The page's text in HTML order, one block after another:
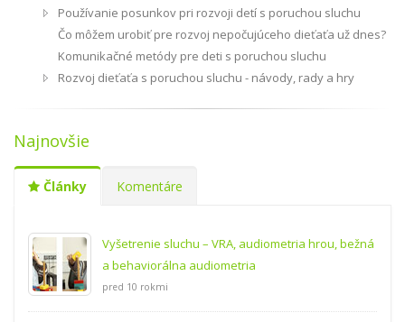
Používanie posunkov pri rozvoji detí s poruchou sluchu
Čo môžem urobiť pre rozvoj nepočujúceho dieťaťa už dnes?
Komunikačné metódy pre deti s poruchou sluchu
Rozvoj dieťaťa s poruchou sluchu - návody, rady a hry
Najnovšie
Články Komentáre
Vyšetrenie sluchu – VRA, audiometria hrou, bežná
a behaviorálna audiometria
pred 10 rokmi